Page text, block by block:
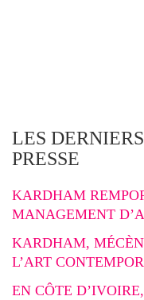
LES
PRESSE
KARDHAM
MANAGEMENT
KARDHAM,
L’ART
EN CÔTE